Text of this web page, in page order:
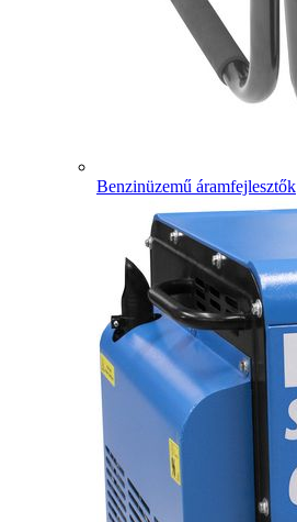
Benzinüzemű áramfejlesztők